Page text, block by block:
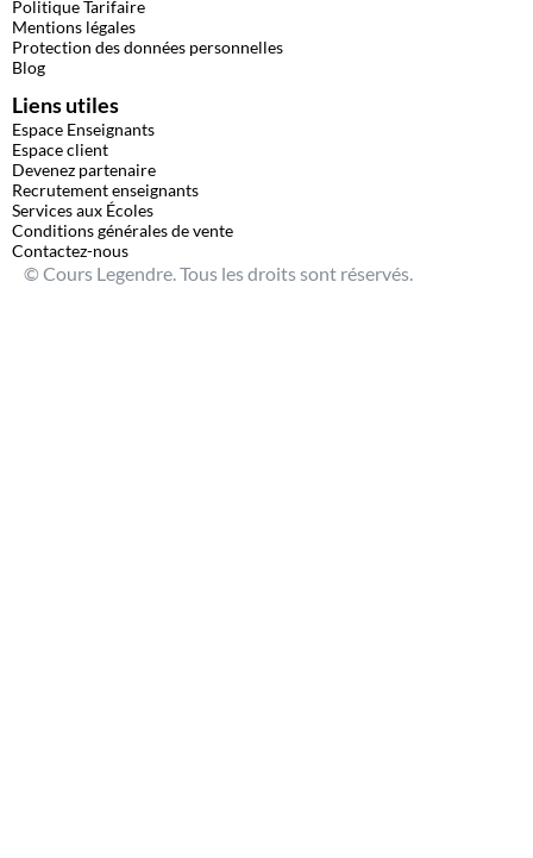
Politique Tarifaire
Mentions légales
Protection des données personnelles
Blog
Liens utiles
Espace Enseignants
Espace client
Devenez partenaire
Recrutement enseignants
Services aux Écoles
Conditions générales de vente
Contactez-nous
© Cours Legendre. Tous les droits sont réservés.